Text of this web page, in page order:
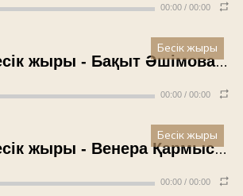
00:00 / 00:00
Бесік жыры - Бақыт Әшімова (1975 жыл)
00:00 / 00:00
Бесік жыры
Бесік жыры - Венера Қармысова (1972 жыл)
00:00 / 00:00
Бесік жыры